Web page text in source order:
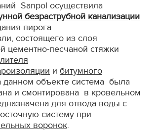
Sanpol осуществила
безраструбной канализации
пирога
состоящего из слоя
цементно-песчаной стяжки
и битумного
данном объекте система была
и смонтирована в кровельном
для отвода воды с
систему при
воронок.